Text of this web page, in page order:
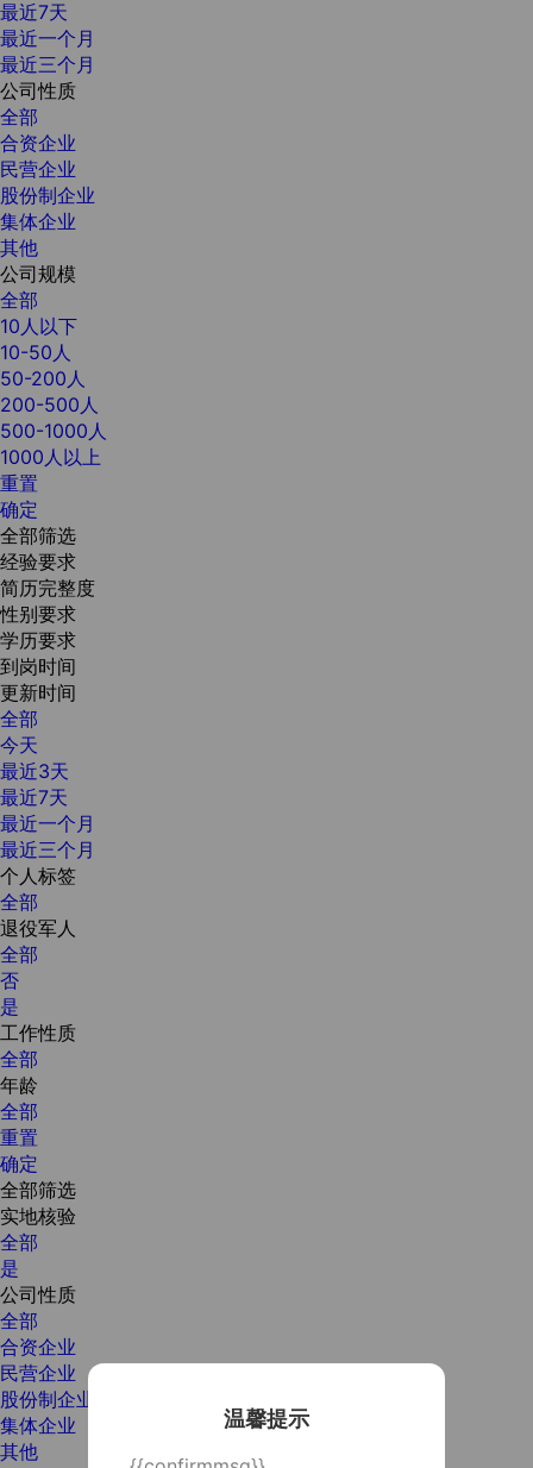
温馨提示
最近7天
最近一个月
最近三个月
公司性质
全部
合资企业
民营企业
股份制企业
集体企业
其他
公司规模
全部
10人以下
10-50人
50-200人
200-500人
500-1000人
1000人以上
重置
确定
全部筛选
经验要求
简历完整度
性别要求
学历要求
到岗时间
更新时间
全部
今天
最近3天
最近7天
最近一个月
最近三个月
个人标签
全部
退役军人
全部
否
是
工作性质
全部
年龄
全部
重置
确定
全部筛选
实地核验
全部
是
公司性质
全部
合资企业
民营企业
股份制企业
集体企业
其他